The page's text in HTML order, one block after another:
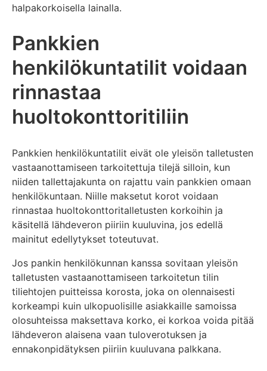
halpakorkoisella lainalla.
Pankkien
henkilökuntatilit voidaan
rinnastaa
huoltokonttoritiliin
Pankkien henkilökuntatilit eivät ole yleisön talletusten
vastaanottamiseen tarkoitettuja tilejä silloin, kun
niiden tallettajakunta on rajattu vain pankkien omaan
henkilökuntaan. Niille maksetut korot voidaan
rinnastaa huoltokonttoritalletusten korkoihin ja
käsitellä lähdeveron piiriin kuuluvina, jos edellä
mainitut edellytykset toteutuvat.
Jos pankin henkilökunnan kanssa sovitaan yleisön
talletusten vastaanottamiseen tarkoitetun tilin
tiliehtojen puitteissa korosta, joka on olennaisesti
korkeampi kuin ulkopuolisille asiakkaille samoissa
olosuhteissa maksettava korko, ei korkoa voida pitää
lähdeveron alaisena vaan tuloverotuksen ja
ennakonpidätyksen piiriin kuuluvana palkkana.